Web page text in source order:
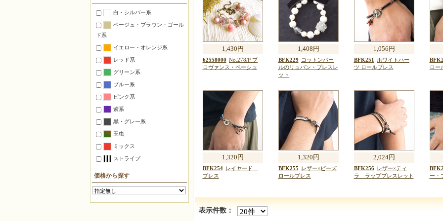
1,430円
62558000 No.278/P プ
ロヴァンス・ペーシュ
1,408円
BFK229
コットンパー
ルのリュバン・ブレスレ
ット
1,056円
BFK251
ホワイトハー
ツ ロールブレス
ロー
1,320円
BFK254 レイヤード
ブレス
1,320円
BFK255 レザー×ビーズ
ロールブレス
2,024円
BFK256 レザー×ティ
ラ ラップブレスレット
ー・
表示件数：
置くインテリア
つるすインテリア
照明
万華鏡
自由に作る【ミックス】
デリカビーズ織り材料セット
仕立て済みの箱入り【完成品】
対象別
初心者
中上級者
白・シルバー系
ベージュ・ブラウン・ゴール
ド系
イエロー・オレンジ系
レッド系
グリーン系
ブルー系
ピンク系
紫系
黒・グレー系
玉虫
ミックス
ストライプ
価格から探す